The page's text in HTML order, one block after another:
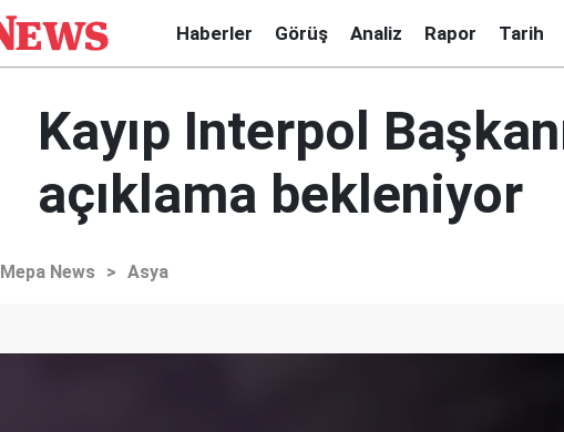
Haberler Görüş Analiz Rapor Tarih
Kayıp Interpol
açıklama bekleniyor
Mepa News > Asya